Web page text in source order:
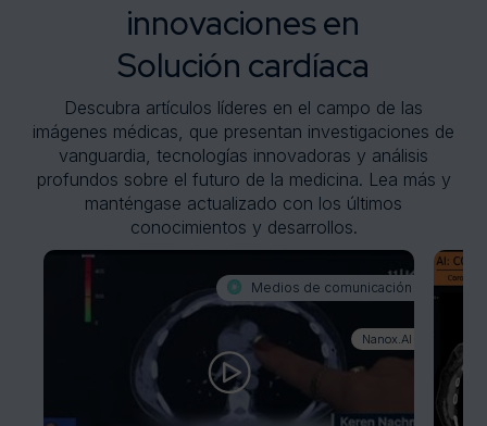
innovaciones en
Solución cardíaca
Descubra artículos líderes en el campo de las
imágenes médicas, que presentan investigaciones de
vanguardia, tecnologías innovadoras y análisis
profundos sobre el futuro de la medicina. Lea más y
manténgase actualizado con los últimos
conocimientos y desarrollos.
Medios de comunicación
Nanox.AI